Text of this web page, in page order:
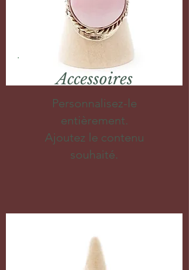
Accessoires
Personnalisez-le
entièrement.
Ajoutez le contenu
souhaité.